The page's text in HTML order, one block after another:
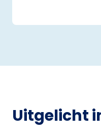
Uitgelicht